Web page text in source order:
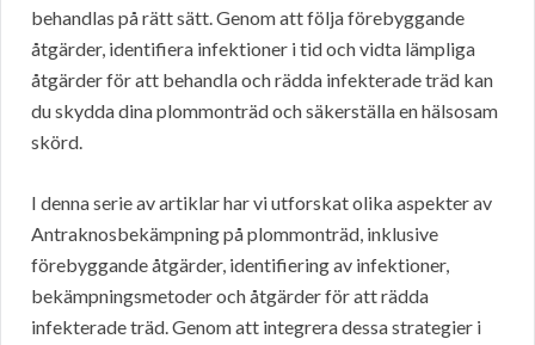
behandlas på rätt sätt. Genom att följa förebyggande
åtgärder, identifiera infektioner i tid och vidta lämpliga
åtgärder för att behandla och rädda infekterade träd kan
du skydda dina plommonträd och säkerställa en hälsosam
skörd.
I denna serie av artiklar har vi utforskat olika aspekter av
Antraknosbekämpning på plommonträd, inklusive
förebyggande åtgärder, identifiering av infektioner,
bekämpningsmetoder och åtgärder för att rädda
infekterade träd. Genom att integrera dessa strategier i